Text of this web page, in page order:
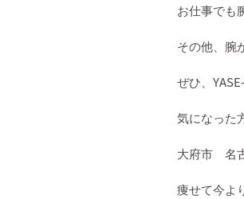
お仕事でも
その他、腕
ぜひ、
気になった
大府市 名
痩せて今よ